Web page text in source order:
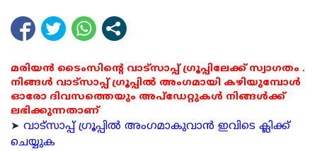
മരിയൻ ടൈംസിന്റെ വാട്സാപ്പ് ഗ്രൂപ്പിലേക്ക് സ്വാഗതം .
നിങ്ങൾ വാട്സാപ്പ് ഗ്രൂപ്പിൽ അംഗമായി കഴിയുമ്പോൾ
ഓരോ ദിവസത്തെയും അപ്ഡേറ്റുകൾ നിങ്ങൾക്ക്
ലഭിക്കുന്നതാണ്
➤ വാട്സാപ്പ് ഗ്രൂപ്പിൽ അംഗമാകുവാൻ ഇവിടെ ക്ലിക്ക്
ചെയ്യുക